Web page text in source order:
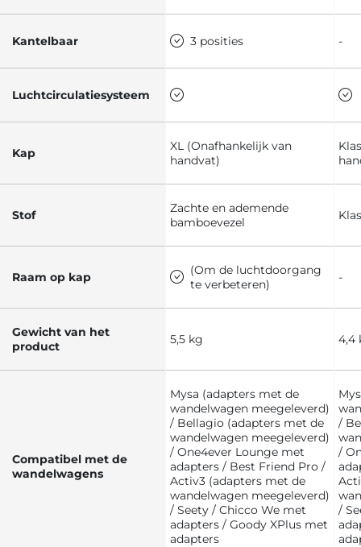
Kantelbaar 3 posities -
Luchtcirculatiesysteem
Kap
XL (Onafhankelijk van
handvat)
Stof
Zachte en ademende
bamboevezel
Raam op kap
(Om de luchtdoorgang
te verbeteren)
-
Gewicht van het
product
5,5 kg 4,4
Compatibel met de
wandelwagens
Mysa (adapters met de
wandelwagen meegeleverd)
/ Bellagio (adapters met de
wandelwagen meegeleverd)
/ One4ever Lounge met
adapters / Best Friend Pro /
Activ3 (adapters met de
wandelwagen meegeleverd)
/ Seety / Chicco We met
adapters / Goody XPlus met
adapters
/
/
/